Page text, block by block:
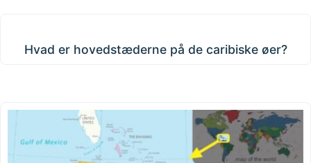
Hvad er hovedstæderne på de caribiske øer?